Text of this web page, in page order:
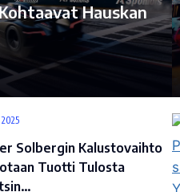
Hauskan
Solbergin Kalustovaihto
Tuotti Tulosta